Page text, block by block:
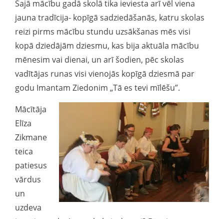
Šajā mācību gadā skolā tika ieviesta arī vēl viena
jauna tradīcija- kopīgā sadziedāšanās, katru skolas
reizi pirms mācību stundu uzsākšanas mēs visi
kopā dziedājām dziesmu, kas bija aktuāla mācību
mēnesim vai dienai, un arī šodien, pēc skolas
vadītājas runas visi vienojās kopīgā dziesmā par
godu Imantam Ziedonim „Tā es tevi mīlēšu”.
Mācītāja
Elīza
Zikmane
teica
patiesus
vārdus
un
uzdeva